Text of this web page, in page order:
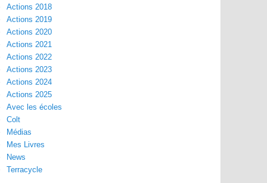
Actions 2018
Actions 2019
Actions 2020
Actions 2021
Actions 2022
Actions 2023
Actions 2024
Actions 2025
Avec les écoles
Colt
Médias
Mes Livres
News
Terracycle